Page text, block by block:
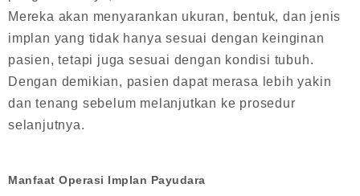
Mereka akan menyarankan ukuran, bentuk, dan jenis
implan yang tidak hanya sesuai dengan keinginan
pasien, tetapi juga sesuai dengan kondisi tubuh.
Dengan demikian, pasien dapat merasa lebih yakin
dan tenang sebelum melanjutkan ke prosedur
selanjutnya.
Manfaat Operasi Implan Payudara